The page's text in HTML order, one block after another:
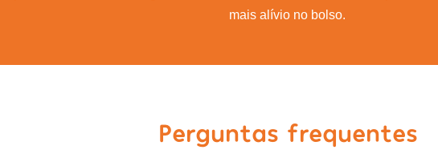
mais alívio no bolso.
Perguntas frequentes